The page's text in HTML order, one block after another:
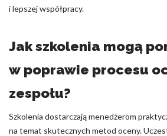
i lepszej współpracy.
Jak szkolenia mogą
w poprawie procesu
zespołu?
Szkolenia dostarczają menedżerom
na temat skutecznych metod oceny.